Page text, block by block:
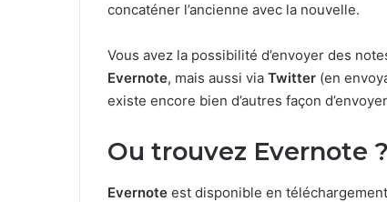
concaténer l’ancienne avec la nouvelle.
Vous avez la possibilité d’envoyer des
Evernote, mais aussi via Twitter (en
existe encore bien d’autres façon
Ou trouvez Evernote ?
Evernote est disponible en